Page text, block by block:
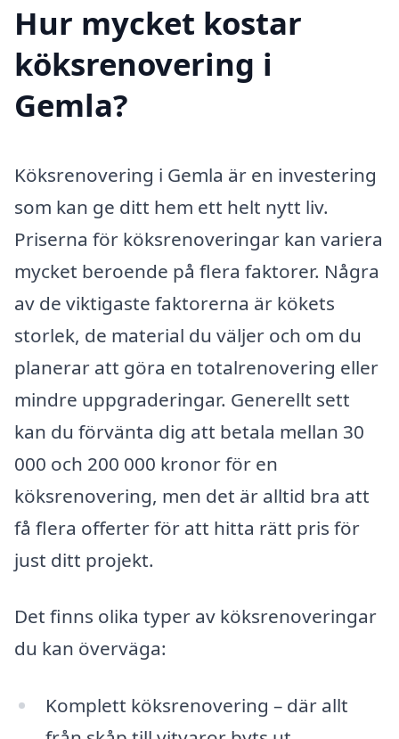
Hur mycket kostar
köksrenovering i
Gemla?
Köksrenovering i Gemla är en investering
som kan ge ditt hem ett helt nytt liv.
Priserna för köksrenoveringar kan variera
mycket beroende på flera faktorer. Några
av de viktigaste faktorerna är kökets
storlek, de material du väljer och om du
planerar att göra en totalrenovering eller
mindre uppgraderingar. Generellt sett
kan du förvänta dig att betala mellan 30
000 och 200 000 kronor för en
köksrenovering, men det är alltid bra att
få flera offerter för att hitta rätt pris för
just ditt projekt.
Det finns olika typer av köksrenoveringar
du kan överväga:
Komplett köksrenovering – där allt